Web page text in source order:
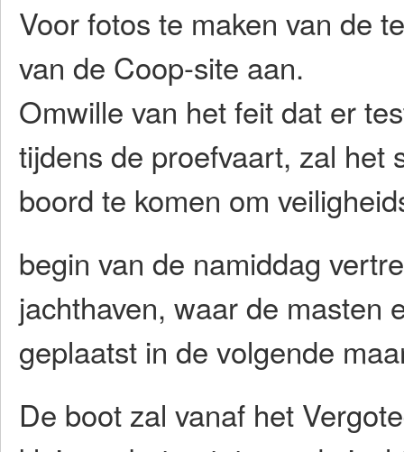
Voor fotos te maken van de
van de Coop-site aan.
Omwille van het feit dat er
tijdens de proefvaart, zal het
boord te komen om
begin van de namiddag
jachthaven, waar de masten
geplaatst in de volgende
De boot zal vanaf het